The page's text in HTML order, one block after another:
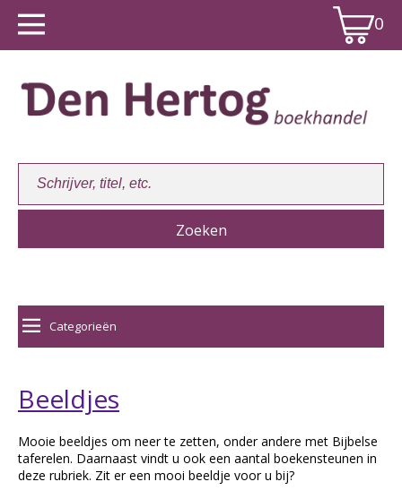
0
Winkelwagen:0
Categorieën
Beeldjes
Mooie beeldjes om neer te zetten, onder andere met Bijbelse
taferelen. Daarnaast vindt u ook een aantal boekensteunen in
deze rubriek. Zit er een mooi beeldje voor u bij?